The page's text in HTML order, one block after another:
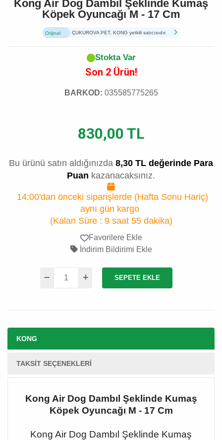
Kong Air Dog Dambıl Şeklinde Kumaş
Köpek Oyuncağı M - 17 Cm
Orijinal
ÇUKUROVA PET, KONG yetkili satıcısıdır.
Stokta Var
Son 2 Ürün!
BARKOD: 035585775265
830,00 TL
Bu ürünü satın aldığınızda 8,30 TL değerinde Para
Puan kazanacaksınız.
14:00'dan önceki siparişlerde (Hafta Sonu Hariç)
aynı gün kargo
(Kalan Süre : 9 saat 55 dakika)
Favorilere Ekle
İndirim Bildirimi Ekle
SEPETE EKLE
KONG
TAKSIT SEÇENEKLERI
Kong Air Dog Dambıl Şeklinde Kumaş
Köpek Oyuncağı M - 17 Cm
Kong Air Dog Dambıl Şeklinde Kumaş